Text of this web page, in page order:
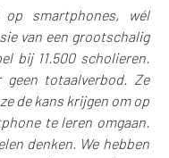
op smartphones, wél
van een grootschalig
bij 11.500 scholieren.
totaalverbod. Ze
de kans krijgen om op
te leren omgaan.
denken. We hebben